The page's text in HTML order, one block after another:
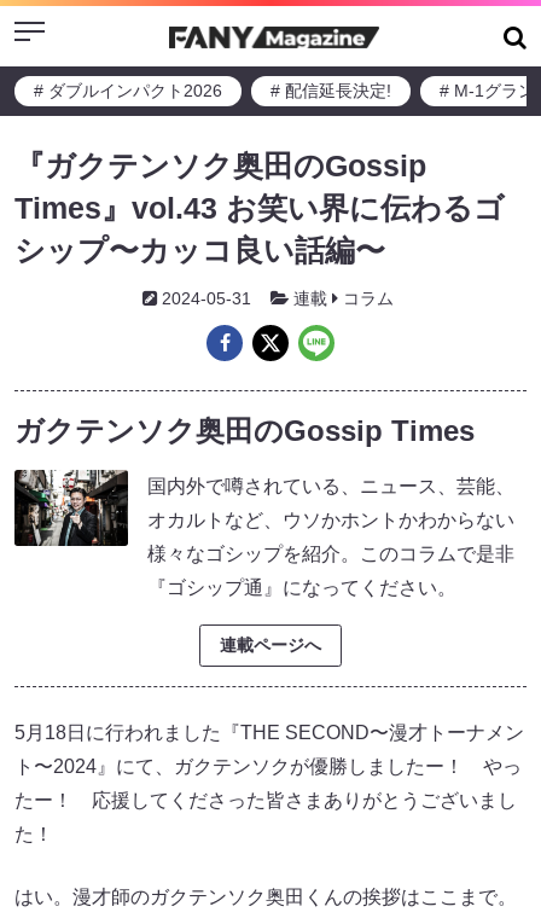
Menu
# ダブルインパクト2026 # 配信延長決定! # M-1グラン
『ガクテンソク奥田のGossip
Times』vol.43 お笑い界に伝わるゴ
シップ〜カッコ良い話編〜
2024-05-31 連載 コラム
ガクテンソク奥田のGossip Times
国内外で噂されている、ニュース、芸能、
オカルトなど、ウソかホントかわからない
様々なゴシップを紹介。このコラムで是非
『ゴシップ通』になってください。
連載ページへ
5月18日に行われました『THE SECOND〜漫才トーナメン
ト〜2024』にて、ガクテンソクが優勝しましたー！ やっ
たー！ 応援してくださった皆さまありがとうございまし
た！
はい。漫才師のガクテンソク奥田くんの挨拶はここまで。